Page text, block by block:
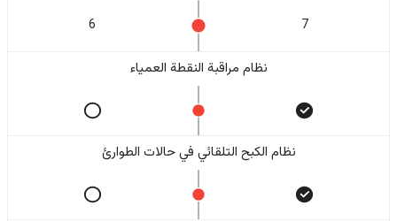
7
6
نظام مراقبة النقطة العمياء
نظام الكبح التلقائي في حالات الطوارئ